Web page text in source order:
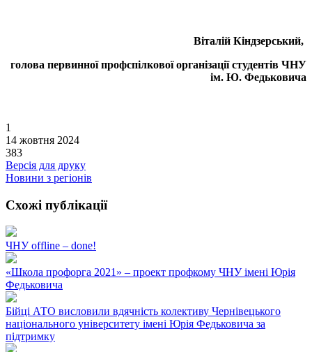
Віталій Кіндзерський,
голова первинної профспілкової організації студентів ЧНУ
ім. Ю. Федьковича
1
14 жовтня 2024
383
Версія для друку
Новини з регіонів
Схожі публікації
ЧНУ offline – done!
«Школа профорга 2021» – проект профкому ЧНУ імені Юрія
Федьковича
Бійці АТО висловили вдячність колективу Чернівецького
національного університету імені Юрія Федьковича за
підтримку